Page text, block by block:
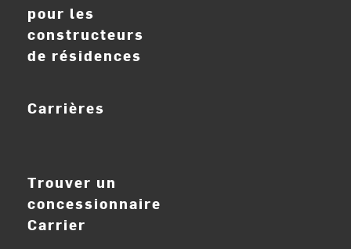
pour les
constructeurs
de résidences
Carrières
Trouver un
concessionnaire
Carrier